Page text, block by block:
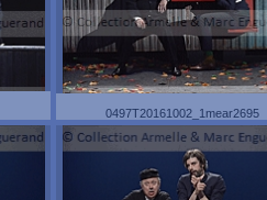
0497T20161002_1mear2695